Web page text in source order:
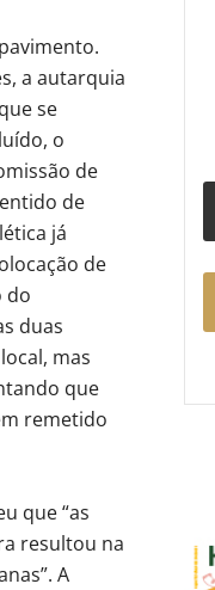
a autarquia
se
o
de
de
já
de
do
duas
mas
que
remetido
que “as
resultou na
A